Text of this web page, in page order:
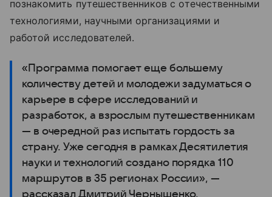
познакомить путешественников с отечественными
технологиями, научными организациями и
работой исследователей.
«Программа помогает еще большему
количеству детей и молодежи задуматься о
карьере в сфере исследований и
разработок, а взрослым путешественникам
— в очередной раз испытать гордость за
страну. Уже сегодня в рамках Десятилетия
науки и технологий создано порядка 110
маршрутов в 35 регионах России», —
рассказал Дмитрий Чернышенко.